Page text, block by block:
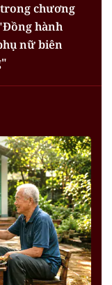
chương
hành
nữ biên